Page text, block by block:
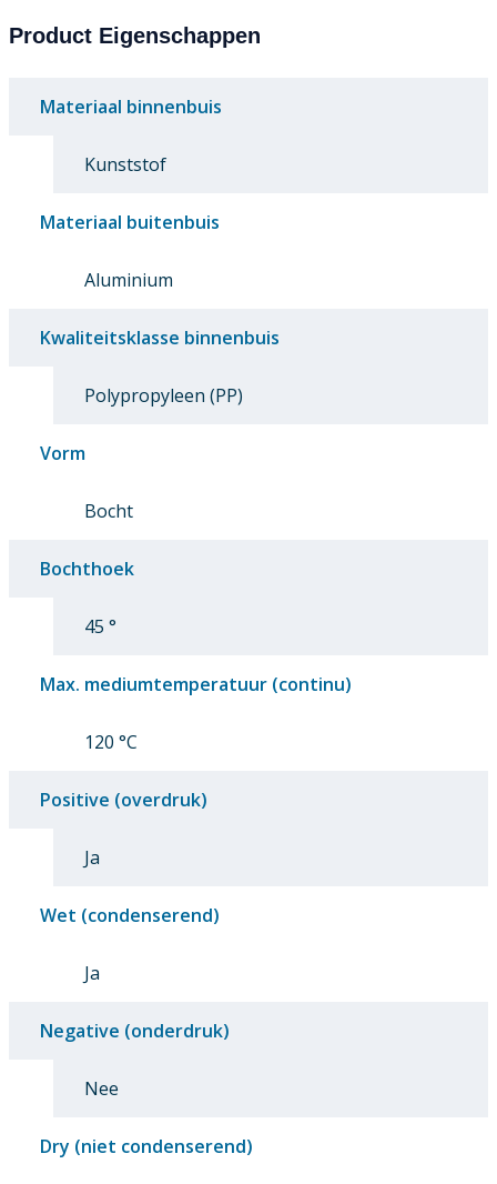
Product Eigenschappen
Materiaal binnenbuis
Kunststof
Materiaal buitenbuis
Aluminium
Kwaliteitsklasse binnenbuis
Polypropyleen (PP)
Vorm
Bocht
Bochthoek
45 °
Max. mediumtemperatuur (continu)
120 °C
Positive (overdruk)
Ja
Wet (condenserend)
Ja
Negative (onderdruk)
Nee
Dry (niet condenserend)